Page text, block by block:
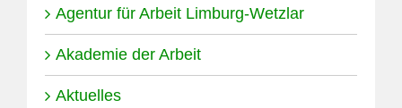
Agentur für Arbeit Limburg-Wetzlar
Akademie der Arbeit
Aktuelles